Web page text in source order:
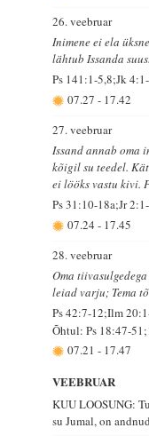
26. veebruar
Inimene ei ela
lähtub Issanda
Ps 141:1-5,8;Jk
07.27- 17.42
27. veebruar
Issand annab oma
kõigil su teedel.
ei lööks vastu kivi.
Ps 31:10-18a;Jr
07.24- 17.45
28. veebruar
Oma
leiad varju; Tema
Ps 42:7-12;Ilm
Õhtul: Ps 18:47-
07.21- 17.47
VEEBRUAR
KUU LOOSUNG:
su Jumal, on